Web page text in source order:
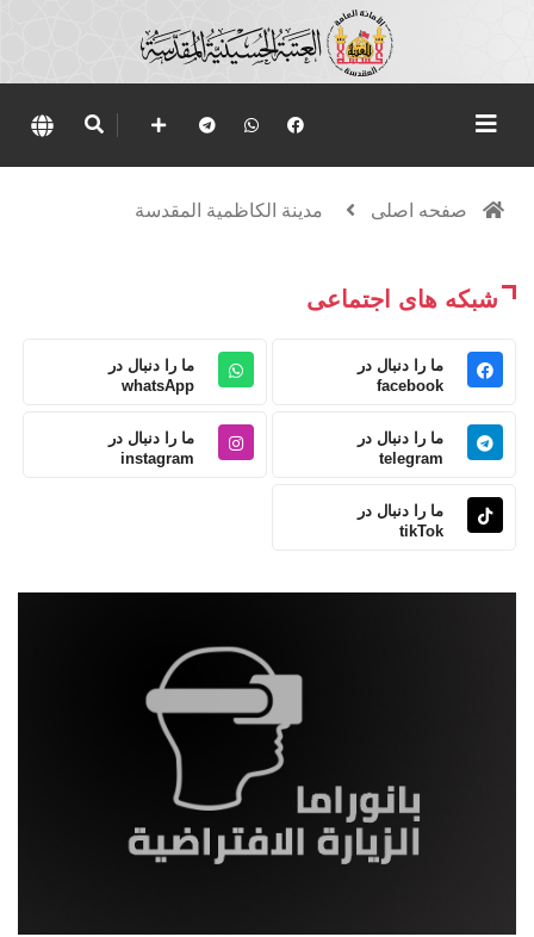
صفحه اصلی مدينة الكاظمية المقدسة
شبکه های اجتماعی
ما را دنبال در
facebook
ما را دنبال در
whatsApp
ما را دنبال در
telegram
ما را دنبال در
instagram
ما را دنبال در
tikTok